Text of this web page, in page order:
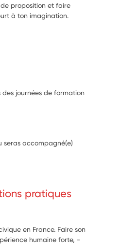
proposition et faire
à ton imagination.
des journées de formation
seras accompagné(e)
pratiques
en France. Faire son
humaine forte, -